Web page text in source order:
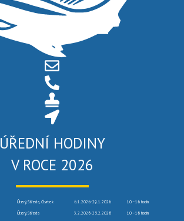
ÚŘEDNÍ HODINY
V ROCE 2026
Úterý, Středa, Čtvrtek 6.1.2026-29.1.2026 10 –16 hodin
Úterý, Středa 3.2.2026-25.2.2026 10 –16 hodin